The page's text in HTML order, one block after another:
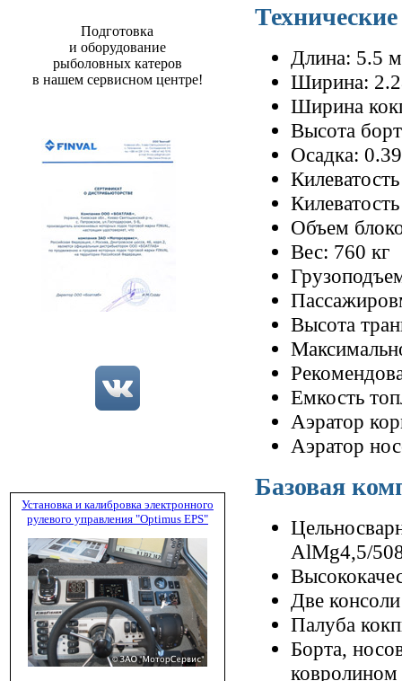
Подготовка
и оборудование
рыболовных катеров
в нашем сервисном центре!
Установка и калибровка электронного
рулевого управления "Optimus EPS"
Длина: 5.5 м
Ширина:
Ширина
Высота
Осадка:
Объем
Вес: 760 кг
Высота
Емкость
Аэратор
Аэратор
Базовая
AlMg4,5/
Две
Палуба
Борта,